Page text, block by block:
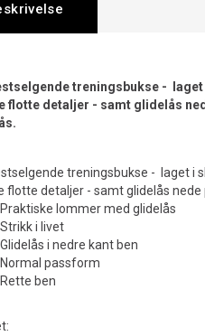
treningsbukse -
flotte detaljer - samt glidelås
treningsbukse - laget i
flotte detaljer - samt glidelås
Praktiske lommer med glidelås
Strikk i livet
Glidelås i nedre kant ben
Normal passform
Rette ben